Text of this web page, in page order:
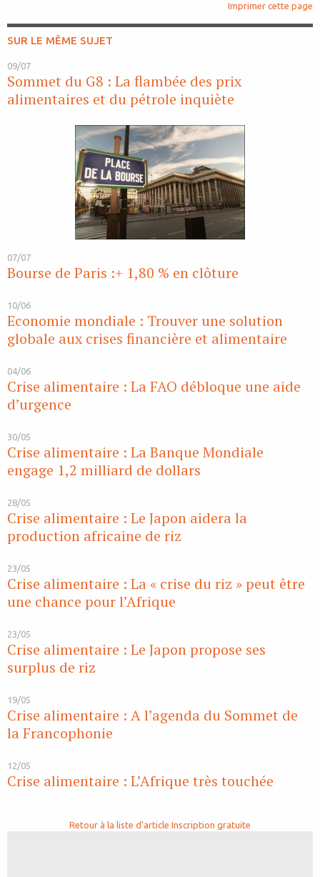
Imprimer cette page
SUR LE MÊME SUJET
09/07
Sommet du G8 : La flambée des prix
alimentaires et du pétrole inquiète
07/07
Bourse de Paris :+ 1,80 % en clôture
10/06
Economie mondiale : Trouver une solution
globale aux crises financière et alimentaire
04/06
Crise alimentaire : La FAO débloque une aide
d’urgence
30/05
Crise alimentaire : La Banque Mondiale
engage 1,2 milliard de dollars
28/05
Crise alimentaire : Le Japon aidera la
production africaine de riz
23/05
Crise alimentaire : La « crise du riz » peut être
une chance pour l’Afrique
23/05
Crise alimentaire : Le Japon propose ses
surplus de riz
19/05
Crise alimentaire : A l’agenda du Sommet de
la Francophonie
12/05
Crise alimentaire : L’Afrique très touchée
Retour à la liste d'article Inscription gratuite